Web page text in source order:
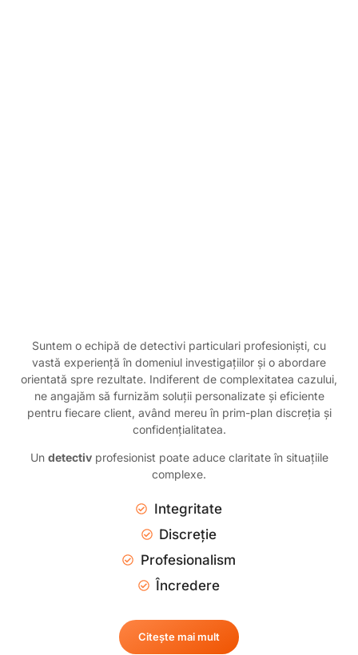
Suntem o echipă de detectivi particulari profesioniști, cu
vastă experiență în domeniul investigațiilor și o abordare
orientată spre rezultate. Indiferent de complexitatea cazului,
ne angajăm să furnizăm soluții personalizate și eficiente
pentru fiecare client, având mereu în prim-plan discreția și
confidențialitatea.
Un detectivprofesionist poate aduce claritate în situațiile
complexe.
Integritate
Discreție
Profesionalism
Încredere
Citește mai mult